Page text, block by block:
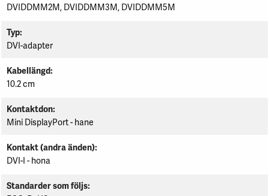
DVIDDMM2M, DVIDDMM3M, DVIDDMM5M
Typ
DVI-adapter
Kabellängd
10.2 cm
Kontaktdon
Mini DisplayPort - hane
Kontakt (andra änden)
DVI-I - hona
Standarder som följs